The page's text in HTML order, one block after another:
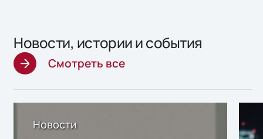
Новости, истории и события
Смотреть все
Новости